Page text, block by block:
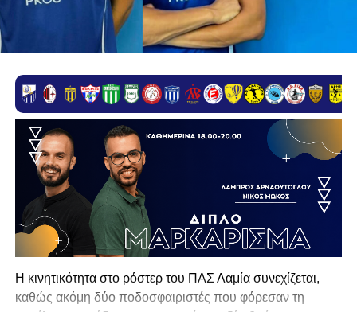
Η κινητικότητα στο ρόστερ του ΠΑΣ Λαμία συνεχίζεται,
καθώς ακόμη δύο ποδοσφαιριστές που φόρεσαν τη